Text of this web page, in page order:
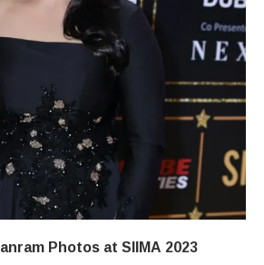
Photos at SIIMA 2023